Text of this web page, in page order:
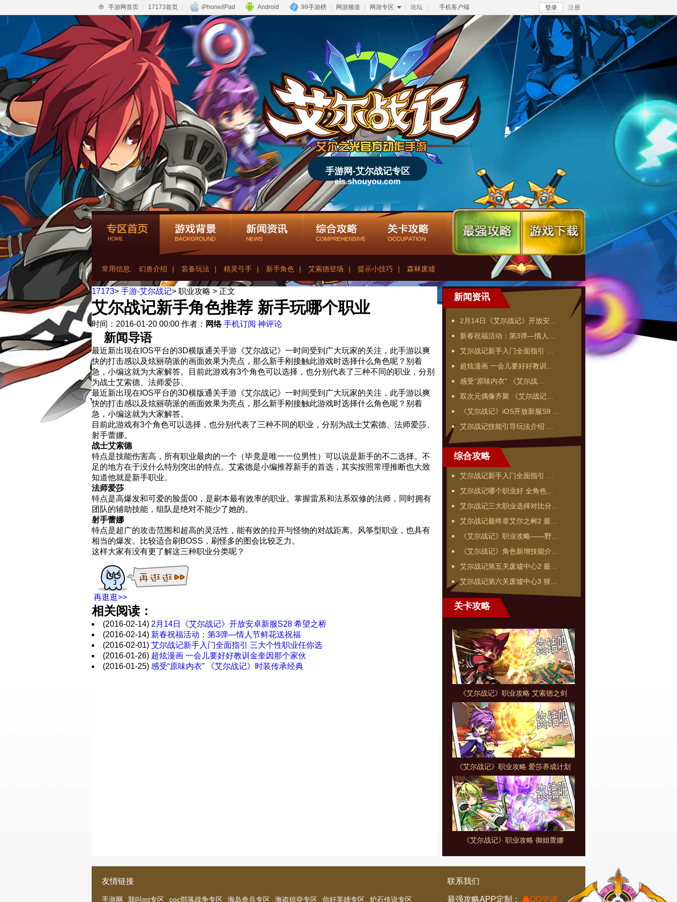
手游网首页 17173首页 iPhone/iPad Android 99手游榜 网游频道 网游专区 论坛 手机客户端 登录 注册
手游网-艾尔战记专区
els.shouyou.com
常用信息: 幻兽介绍 | 装备玩法 | 精灵弓手 | 新手角色 | 艾索德登场 | 提示小技巧 | 森林废墟
17173> 手游-艾尔战记> 职业攻略 > 正文
艾尔战记新手角色推荐 新手玩哪个职业
时间：2016-01-20 00:00 作者： 网络 手机订阅 神评论
新闻导语
最近新出现在IOS平台的3D横版通关手游《艾尔战记》一时间受到广大玩家的关注，此手游以爽
快的打击感以及炫丽萌派的画面效果为亮点，那么新手刚接触此游戏时选择什么角色呢？别着
急，小编这就为大家解答。目前此游戏有3个角色可以选择，也分别代表了三种不同的职业，分别
为战士艾索德、法师爱莎、
最近新出现在IOS平台的3D横版通关手游《艾尔战记》一时间受到广大玩家的关注，此手游以爽
快的打击感以及炫丽萌派的画面效果为亮点，那么新手刚接触此游戏时选择什么角色呢？别着
急，小编这就为大家解答。
目前此游戏有3个角色可以选择，也分别代表了三种不同的职业，分别为战士艾索德、法师爱莎、
射手蕾娜。
战士艾索德
特点是技能伤害高，所有职业最肉的一个（毕竟是唯一一位男性）可以说是新手的不二选择。不
足的地方在于没什么特别突出的特点。艾索德是小编推荐新手的首选，其实按照常理推断也大致
知道他就是新手职业。
法师爱莎
特点是高爆发和可爱的脸蛋00，是刷本最有效率的职业。掌握雷系和法系双修的法师，同时拥有
团队的辅助技能，组队是绝对不能少了她的。
射手蕾娜
特点是超广的攻击范围和超高的灵活性，能有效的拉开与怪物的对战距离。风筝型职业，也具有
相当的爆发。比较适合刷BOSS，刷怪多的图会比较乏力。
这样大家有没有更了解这三种职业分类呢？
再逛逛>>
相关阅读：
(2016-02-14) 2月14日《艾尔战记》开放安卓新服S28 希望之桥
(2016-02-14) 新春祝福活动：第3弹—情人节鲜花送祝福
(2016-02-01) 艾尔战记新手入门全面指引 三大个性职业任你选
(2016-01-26) 超炫漫画 一会儿要好好教训金奎因那个家伙
(2016-01-25) 感受“原味内衣” 《艾尔战记》时装传承经典
新闻资讯
综合攻略
关卡攻略
2月14日《艾尔战记》开放安…
新春祝福活动：第3弹—情人…
艾尔战记新手入门全面指引 …
超炫漫画 一会儿要好好教训…
感受“原味内衣” 《艾尔战…
双次元偶像齐聚 《艾尔战记…
《艾尔战记》iOS开放新服S9 …
艾尔战记技能引导玩法介绍 …
艾尔战记新手入门全面指引 …
艾尔战记哪个职业好 全角色…
艾尔战记三大职业选择对比分…
艾尔战记最终章艾尔之树2 最…
《艾尔战记》职业攻略——野…
《艾尔战记》角色新增技能介…
艾尔战记第五关废墟中心2 最…
艾尔战记第六关废墟中心3 猩…
《艾尔战记》职业攻略 艾索德之剑
《艾尔战记》职业攻略 爱莎养成计划
《艾尔战记》职业攻略 御姐蕾娜
友情链接
手游网 我叫mt专区 coc部落战争专区 海岛奇兵专区 海盗掠夺专区 你好英雄专区 炉石传说专区
联系我们
最强攻略APP定制： QQ交谈